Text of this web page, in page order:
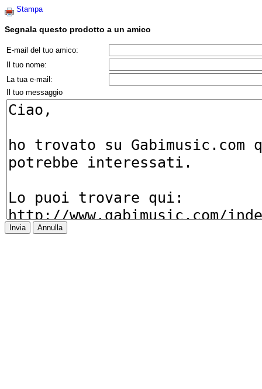
Stampa
Segnala questo prodotto a un amico
E-mail del tuo amico:
Il tuo nome:
La tua e-mail:
Il tuo messaggio